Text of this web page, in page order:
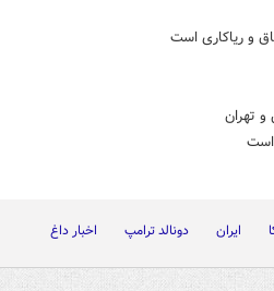
و ریاکاری است
تهران
است
ایران دونالد ترامپ اخبار داغ